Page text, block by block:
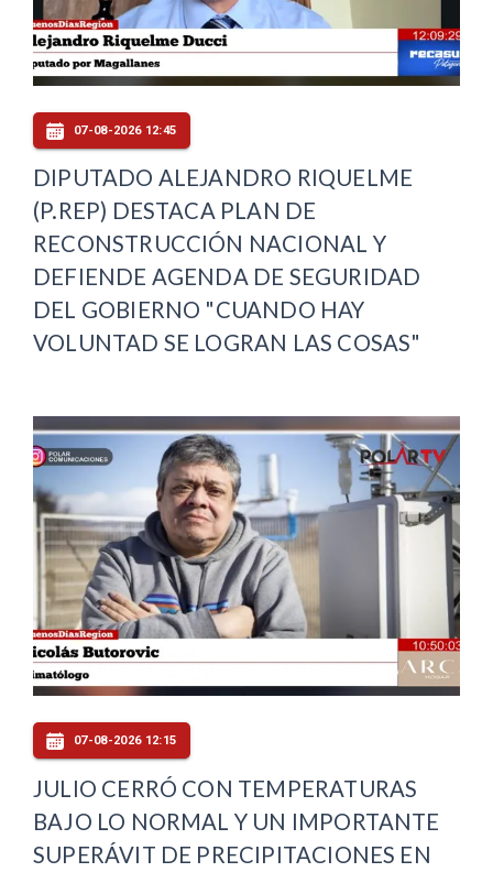
07-08-2026 12:45
DIPUTADO ALEJANDRO RIQUELME
(P.REP) DESTACA PLAN DE
RECONSTRUCCIÓN NACIONAL Y
DEFIENDE AGENDA DE SEGURIDAD
DEL GOBIERNO "CUANDO HAY
VOLUNTAD SE LOGRAN LAS COSAS"
07-08-2026 12:15
JULIO CERRÓ CON TEMPERATURAS
BAJO LO NORMAL Y UN IMPORTANTE
SUPERÁVIT DE PRECIPITACIONES EN